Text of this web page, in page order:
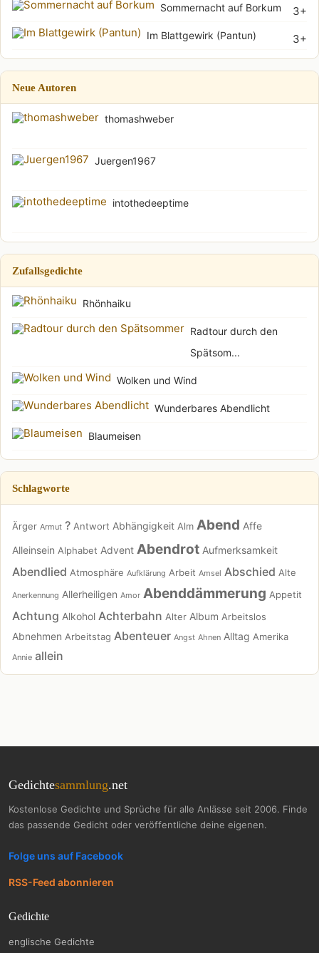
3+
Sommernacht auf Borkum
3+
Im Blattgewirk (Pantun)
Neue Autoren
thomashweber
Juergen1967
intothedeeptime
Zufallsgedichte
Rhönhaiku
Radtour durch den
Spätsom...
Wolken und Wind
Wunderbares Abendlicht
Blaumeisen
Schlagworte
Ärger Armut ? Antwort Abhängigkeit Alm Abend Affe
Alleinsein Alphabet Advent Abendrot Aufmerksamkeit
Abendlied Atmosphäre Aufklärung Arbeit Amsel Abschied Alte
Anerkennung Allerheiligen Amor Abenddämmerung Appetit
Achtung Alkohol Achterbahn Alter Album Arbeitslos
Abnehmen Arbeitstag Abenteuer Angst Ahnen Alltag Amerika
Annie allein
Gedichtesammlung.net
Kostenlose Gedichte und Sprüche für alle Anlässe seit 2006. Finde
das passende Gedicht oder veröffentliche deine eigenen.
Folge uns auf Facebook
RSS-Feed abonnieren
Gedichte
englische Gedichte